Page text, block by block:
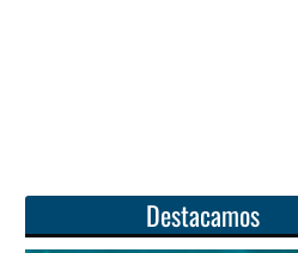
Destacamos